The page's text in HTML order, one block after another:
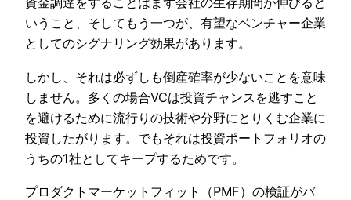
いうこと、そしてもう一つが、有望なベンチャー企業
としてのシグナリング効果があります。
しかし、それは必ずしも倒産確率が少ないことを意味
しません。多くの場合VCは投資チャンスを逃すこと
を避けるために流行りの技術や分野にとりくむ企業に
投資したがります。でもそれは投資ポートフォリオの
うちの1社としてキープするためです。
プロダクトマーケットフィット（PMF）の検証がバ